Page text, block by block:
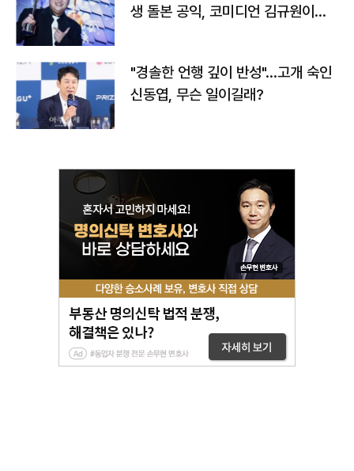
생 돌본 공익, 코미디언 김규원이었
"경솔한 언행 깊이 반성"…고개 숙인
신동엽, 무슨 일이길래?